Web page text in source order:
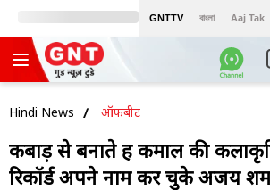
GNTTV বাংলা Aaj Tak
Hindi News ऑफबीट
कबाड़ से बनाते हैं कमाल की
रिकॉर्ड अपने नाम कर चुके अजय